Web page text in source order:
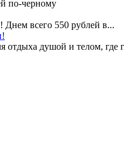
по-черному
всего 550 рублей в...
душой и телом, где